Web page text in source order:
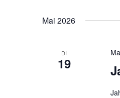
Mai 2026
DI
19